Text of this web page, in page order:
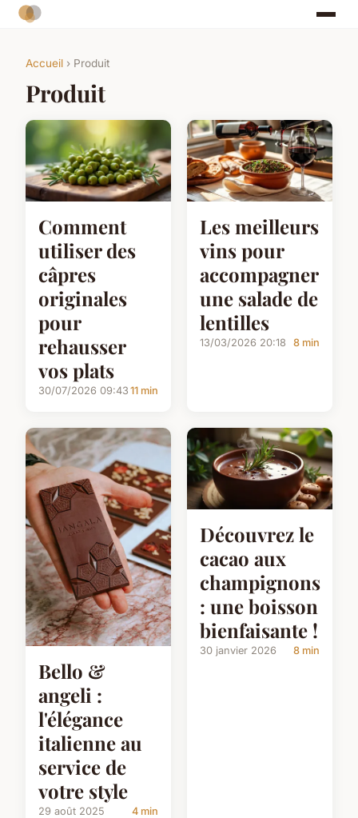
Accueil › Produit
Produit
Comment
utiliser des
câpres
originales
pour
rehausser
vos plats
30/07/2026 09:43 11 min
Les meilleurs
vins pour
accompagner
une salade de
lentilles
13/03/2026 20:18 8 min
Bello &
angeli :
l'élégance
italienne au
service de
votre style
29 août 2025 4 min
Découvrez le
cacao aux
champignons
: une boisson
bienfaisante !
30 janvier 2026 8 min